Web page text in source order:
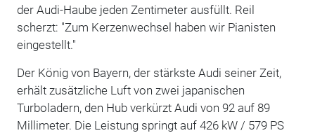
der Audi-Haube jeden Zentimeter ausfüllt. Reil
scherzt: "Zum Kerzenwechsel haben wir Pianisten
eingestellt."
Der König von Bayern, der stärkste Audi seiner Zeit,
erhält zusätzliche Luft von zwei japanischen
Turboladern, den Hub verkürzt Audi von 92 auf 89
Millimeter. Die Leistung springt auf 426 kW / 579 PS